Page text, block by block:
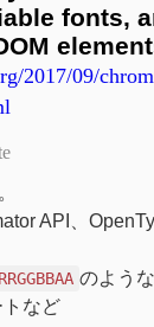
fonts,
2017/09/
API、
のよう
など